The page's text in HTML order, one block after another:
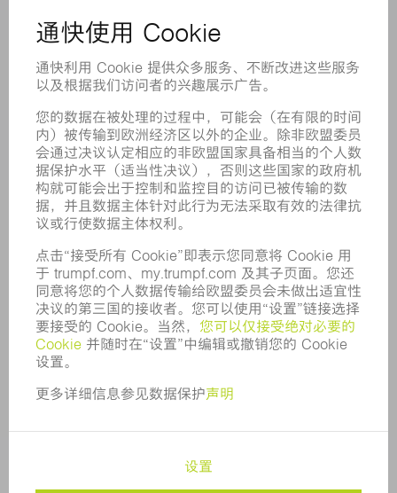
软件
应用
行业
职业发展
招聘职位
企业简介
董事会
业务报告
企业宗旨
合规
举报系统
安全
新闻稿
杂志
可持续性
环境和气候
社会和公共事务
企业管理